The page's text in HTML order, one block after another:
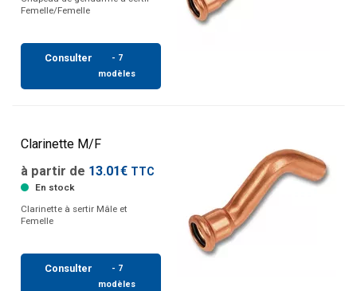
Femelle/Femelle
Consulter
- 7
modèles
Clarinette M/F
à partir de 13.01€ TTC
En stock
Clarinette à sertir Mâle et
Femelle
Consulter
- 7
modèles